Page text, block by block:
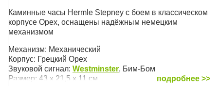
Каминные часы Hermle Stepney с боем в классическом
корпусе Орех, оснащены надёжным немецким
механизмом
Механизм: Механический
Корпус: Грецкий Орех
Звуковой сигнал: Westminster, Бим-Бом
Размер: 43 х 21,5 х 11 см
подробнее >>